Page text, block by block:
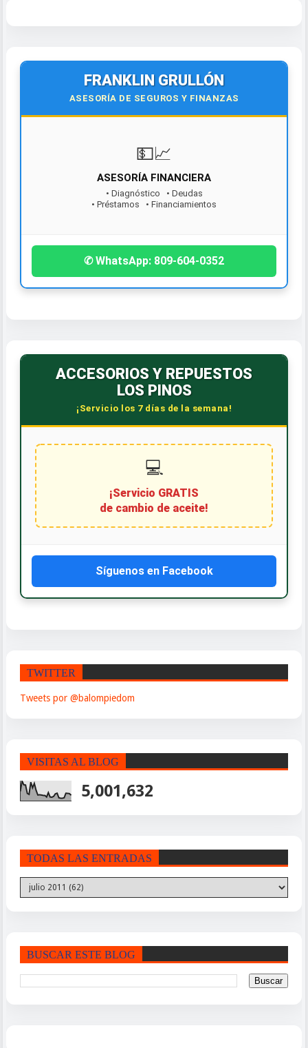
FRANKLIN GRULLÓN
ASESORÍA DE SEGUROS Y FINANZAS
💵📈
ASESORÍA FINANCIERA
• Diagnóstico • Deudas
• Préstamos • Financiamientos
¡Contáctanos hoy!
✆ WhatsApp: 809-604-0352
ACCESORIOS Y REPUESTOS
LOS PINOS
¡Servicio los 7 días de la semana!
💻
¡Servicio GRATIS
de cambio de aceite!
Síguenos en Facebook
TWITTER
Tweets por @balompiedom
VISITAS AL BLOG
5,001,632
TODAS LAS ENTRADAS
BUSCAR ESTE BLOG